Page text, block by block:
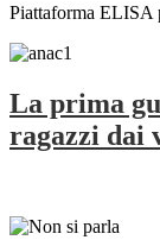
Piattaforma ELISA
La prima
ragazzi dai